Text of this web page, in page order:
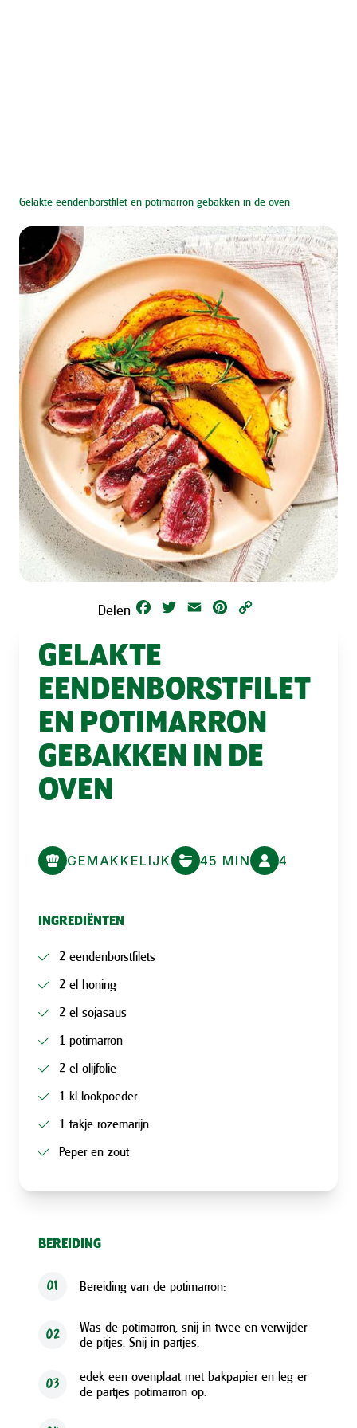
Gelakte eendenborstfilet en potimarron gebakken in de oven
Delen Facebook
Twitter Email Pinterest
GELAKTE
EENDENBORSTFILET
EN POTIMARRON
GEBAKKEN IN DE
OVEN
GEMAKKELIJK 45 MIN 4
INGREDIËNTEN
2 eendenborstfilets
2 el honing
2 el sojasaus
1 potimarron
2 el olijfolie
1 kl lookpoeder
1 takje rozemarijn
Peper en zout
BEREIDING
01 Bereiding van de potimarron:
02
Was de potimarron, snij in twee en verwijder
de pitjes. Snij in partjes.
03
edek een ovenplaat met bakpapier en leg er
de partjes potimarron op.